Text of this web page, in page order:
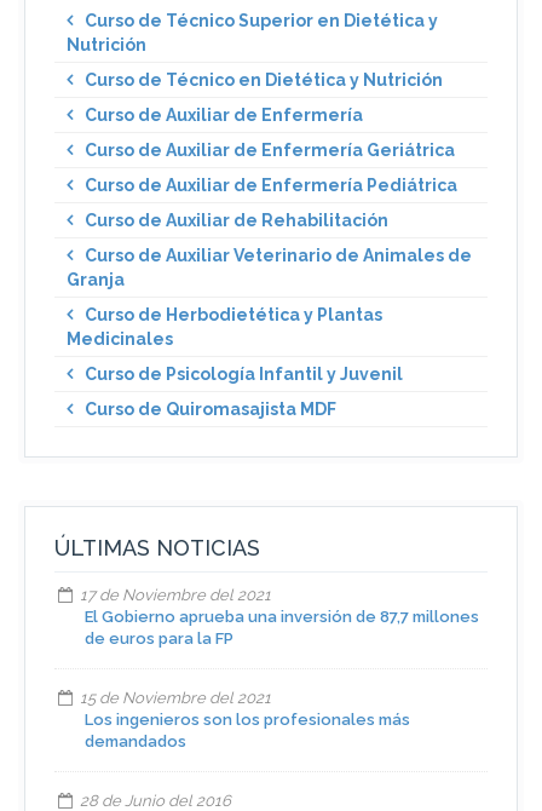
Curso de Técnico Superior en Dietética y
Nutrición
Curso de Técnico en Dietética y Nutrición
Curso de Auxiliar de Enfermería
Curso de Auxiliar de Enfermería Geriátrica
Curso de Auxiliar de Enfermería Pediátrica
Curso de Auxiliar de Rehabilitación
Curso de Auxiliar Veterinario de Animales de
Granja
Curso de Herbodietética y Plantas
Medicinales
Curso de Psicología Infantil y Juvenil
Curso de Quiromasajista MDF
ÚLTIMAS NOTICIAS
17 de Noviembre del 2021
El Gobierno aprueba una inversión de 87,7 millones
de euros para la FP
15 de Noviembre del 2021
Los ingenieros son los profesionales más
demandados
28 de Junio del 2016